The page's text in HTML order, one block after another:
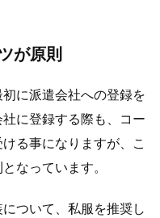
が原則
に派遣会社への登録を
に登録する際も、コー
る事になりますが、こ
なっています。
ついて、私服を推奨し